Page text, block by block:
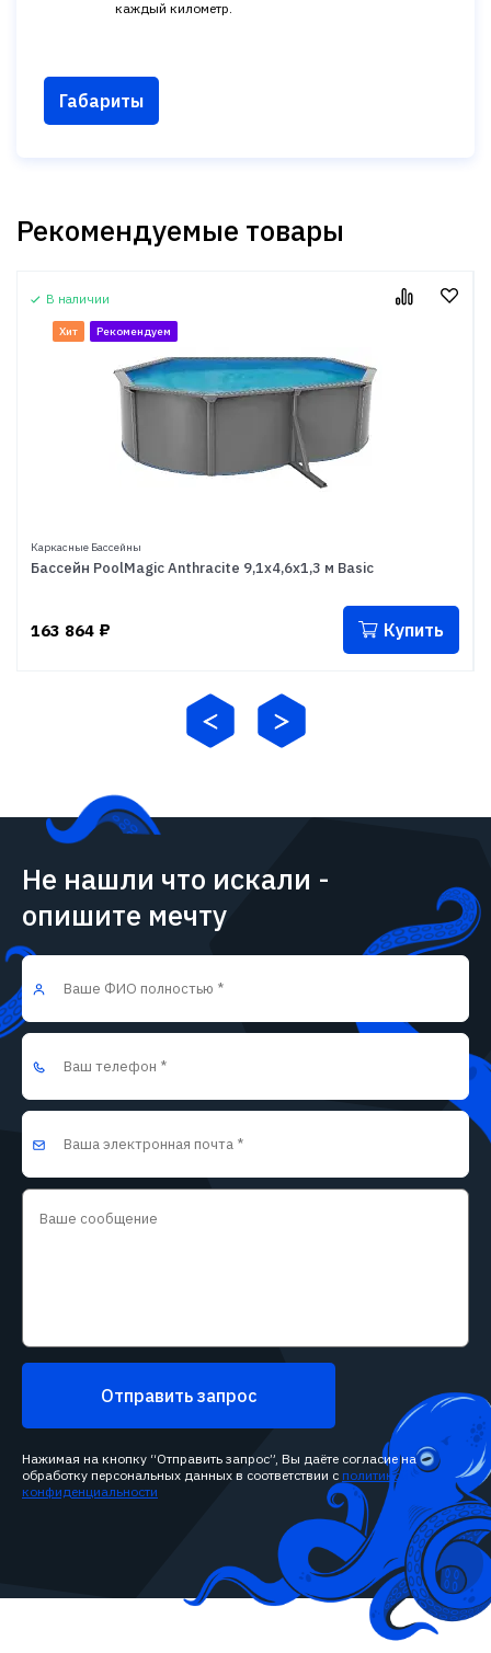
каждый километр.
Габариты
Рекомендуемые товары
В наличии
Хит Рекомендуем
Каркасные Бассейны
Бассейн PoolMagic Anthracite 9,1x4,6x1,3 м Basic
163 864 ₽ Купить
Не нашли что искали -
опишите мечту
Отправить запрос
Нажимая на кнопку “Отправить запрос”, Вы даёте согласие на
обработку персональных данных в соответствии с политикой
конфиденциальности